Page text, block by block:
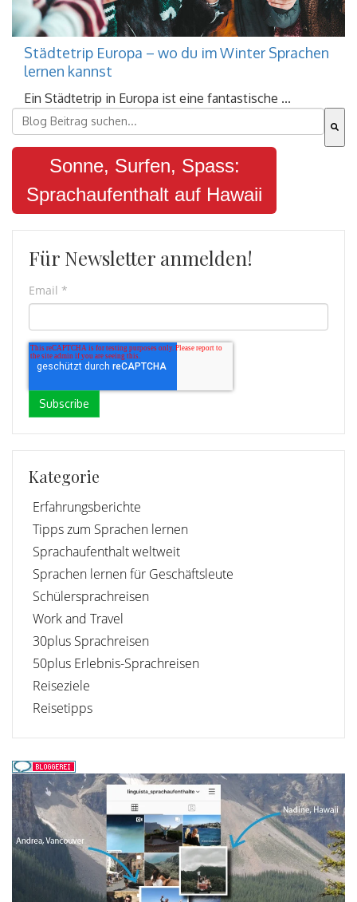
Städtetrip Europa – wo du im Winter Sprachen
lernen kannst
Ein Städtetrip in Europa ist eine fantastische ...
Dies ist ein Suchfeld mit einer automatischen
Es gibt keine Vorschläge, da das Suchfeld leer ist.
Sonne, Surfen, Spass:
Sprachaufenthalt auf Hawaii
Für Newsletter anmelden!
Email *
Kategorie
Erfahrungsberichte
Tipps zum Sprachen lernen
Sprachaufenthalt weltweit
Sprachen lernen für Geschäftsleute
Schülersprachreisen
Work and Travel
30plus Sprachreisen
50plus Erlebnis-Sprachreisen
Reiseziele
Reisetipps